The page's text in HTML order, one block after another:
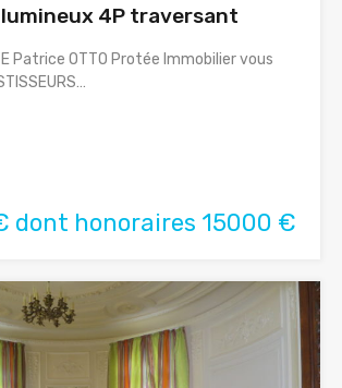
4P traversant
Patrice OTTO Protée Immobilier vous
dont honoraires 15000 €